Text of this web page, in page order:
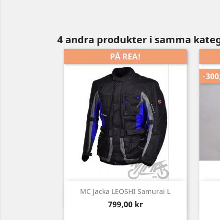
4 andra produkter i samma
MC Jacka LEOSHI Samurai L
Pris
799,00 kr
PÅ REA!
Snabbvy
-